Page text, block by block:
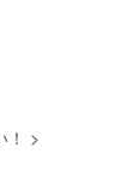
xH3cm
・注意
>